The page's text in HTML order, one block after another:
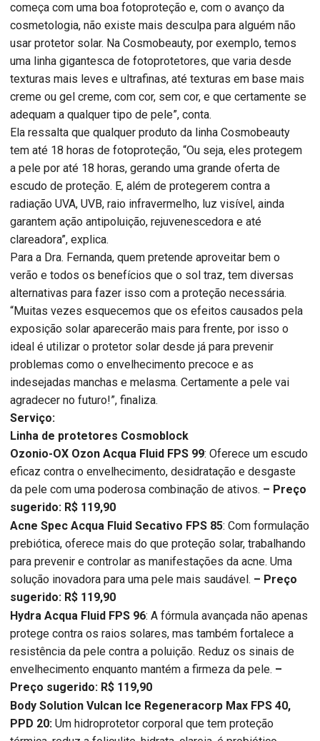
começa com uma boa fotoproteção e, com o avanço da
cosmetologia, não existe mais desculpa para alguém não
usar protetor solar. Na Cosmobeauty, por exemplo, temos
uma linha gigantesca de fotoprotetores, que varia desde
texturas mais leves e ultrafinas, até texturas em base mais
creme ou gel creme, com cor, sem cor, e que certamente se
adequam a qualquer tipo de pele”, conta.
Ela ressalta que qualquer produto da linha Cosmobeauty
tem até 18 horas de fotoproteção, “Ou seja, eles protegem
a pele por até 18 horas, gerando uma grande oferta de
escudo de proteção. E, além de protegerem contra a
radiação UVA, UVB, raio infravermelho, luz visível, ainda
garantem ação antipoluição, rejuvenescedora e até
clareadora”, explica.
Para a Dra. Fernanda, quem pretende aproveitar bem o
verão e todos os benefícios que o sol traz, tem diversas
alternativas para fazer isso com a proteção necessária.
“Muitas vezes esquecemos que os efeitos causados pela
exposição solar aparecerão mais para frente, por isso o
ideal é utilizar o protetor solar desde já para prevenir
problemas como o envelhecimento precoce e as
indesejadas manchas e melasma. Certamente a pele vai
agradecer no futuro!”, finaliza.
Serviço:
Linha de protetores Cosmoblock
Ozonio-OX Ozon Acqua Fluid FPS 99: Oferece um escudo
eficaz contra o envelhecimento, desidratação e desgaste
da pele com uma poderosa combinação de ativos. – Preço
sugerido: R$ 119,90
Acne Spec Acqua Fluid Secativo FPS 85: Com formulação
prebiótica, oferece mais do que proteção solar, trabalhando
para prevenir e controlar as manifestações da acne. Uma
solução inovadora para uma pele mais saudável. – Preço
sugerido: R$ 119,90
Hydra Acqua Fluid FPS 96: A fórmula avançada não apenas
protege contra os raios solares, mas também fortalece a
resistência da pele contra a poluição. Reduz os sinais de
envelhecimento enquanto mantém a firmeza da pele. –
Preço sugerido: R$ 119,90
Body Solution Vulcan Ice Regeneracorp Max FPS 40,
PPD 20: Um hidroprotetor corporal que tem proteção